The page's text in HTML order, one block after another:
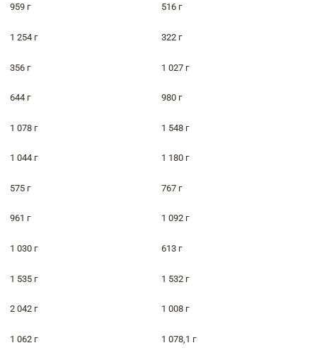
959 г 516 г
1 254 г 322 г
356 г 1 027 г
644 г 980 г
1 078 г 1 548 г
1 044 г 1 180 г
575 г 767 г
961 г 1 092 г
1 030 г 613 г
1 535 г 1 532 г
2 042 г 1 008 г
1 062 г 1 078,1 г